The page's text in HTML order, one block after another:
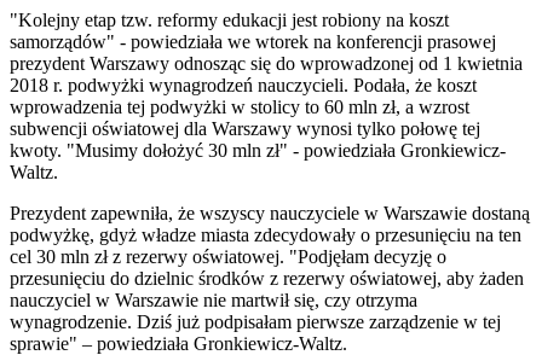
"Kolejny etap tzw. reformy edukacji jest robiony na koszt
samorządów" - powiedziała we wtorek na konferencji prasowej
prezydent Warszawy odnosząc się do wprowadzonej od 1 kwietnia
2018 r. podwyżki wynagrodzeń nauczycieli. Podała, że koszt
wprowadzenia tej podwyżki w stolicy to 60 mln zł, a wzrost
subwencji oświatowej dla Warszawy wynosi tylko połowę tej
kwoty. "Musimy dołożyć 30 mln zł" - powiedziała Gronkiewicz-
Waltz.
Prezydent zapewniła, że wszyscy nauczyciele w Warszawie dostaną
podwyżkę, gdyż władze miasta zdecydowały o przesunięciu na ten
cel 30 mln zł z rezerwy oświatowej. "Podjęłam decyzję o
przesunięciu do dzielnic środków z rezerwy oświatowej, aby żaden
nauczyciel w Warszawie nie martwił się, czy otrzyma
wynagrodzenie. Dziś już podpisałam pierwsze zarządzenie w tej
sprawie" – powiedziała Gronkiewicz-Waltz.